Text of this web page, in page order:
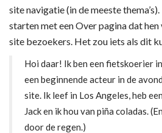
site navigatie (in de meeste
starten met een Over pagina dat
site bezoekers. Het zou iets als dit
Hoi daar! Ik ben een fietskoerier
een beginnende acteur in de
site. Ik leef in Los Angeles, heb
Jack en ik hou van piña coladas.
door de regen.)